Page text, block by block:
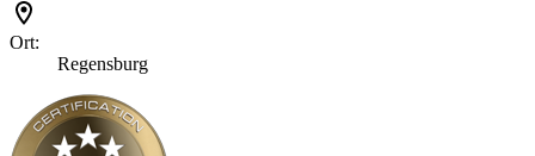
Ort:
Regensburg